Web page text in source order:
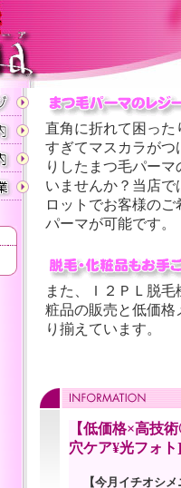
直角に折れて困った
すぎてマスカラがつ
りしたまつ毛パーマ
いませんか？当店で
ロットでお客様のご
パーマが可能です。
また、Ｉ２ＰＬ脱毛
粧品の販売と低価格
り揃えています。
【低価格×高技
穴ケア¥光フォト]
【今月イチオシ